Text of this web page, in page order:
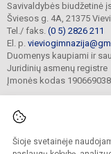
Šioje svetainėje
Savivaldybės biudžetinė
Šviesos g. 4A, 21375
Tel./ faks. (0 5) 2826 211
El. p.
Duomenys kaupiami ir
Juridinių asmenų registre
Įmonės kodas 190669038
© 2022. Elektrėnų